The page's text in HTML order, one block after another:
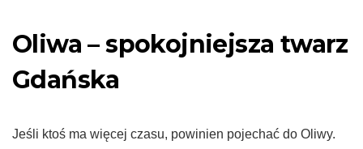
Oliwa – spokojniejsza twarz
Gdańska
Jeśli ktoś ma więcej czasu, powinien pojechać do Oliwy.